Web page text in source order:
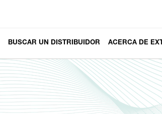
BUSCAR UN DISTRIBUIDOR ACERCA DE